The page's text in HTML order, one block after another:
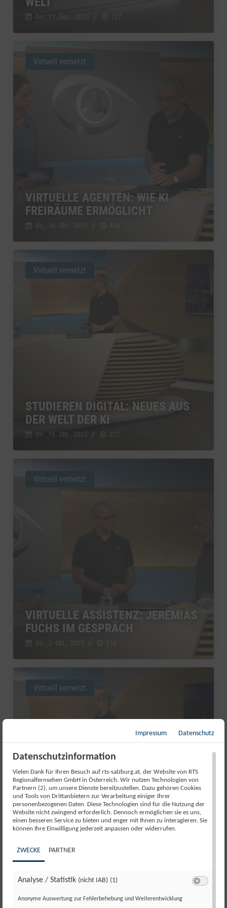
Do., 11. Dez.. 2025 127
VIRTUELLE AGENTEN: WIE KI
FREIRÄUME ERMÖGLICHT
Do., 16. Okt.. 2025
Virtuell vernetzt
STUDIEREN DIGITAL: NEUES AUS
DER WELT DER KI
Do., 16. Okt.. 2025 // 221
Virtuell vernetzt
VIRTUELLE ASSISTENZ: JEREMIAS
FUCHS IM GESPRÄCH
Do., 2. Okt.. 2025
Virtuell vernetzt
VON PINZGAU BIS ZUR UNO:
Do., 2. Okt.. 2025
Virtuell vernetzt
Impressum Datenschutz
Datenschutzinformation
Vielen Dank für Ihren Besuch auf rts-salzburg.at, der Website von RTS
Regionalfernsehen GmbH in Österreich. Wir nutzen Technologien von
Partnern (2), um unsere Dienste bereitzustellen. Dazu gehören Cookies
und Tools von Drittanbietern zur Verarbeitung einiger Ihrer
personenbezogenen Daten. Diese Technologien sind für die Nutzung der
Website nicht zwingend erforderlich. Dennoch ermöglichen sie es uns,
einen besseren Service zu bieten und enger mit Ihnen zu interagieren. Sie
können Ihre Einwilligung jederzeit anpassen oder widerrufen.
ZWECKE PARTNER
Analyse / Statistik (nicht IAB) (1)
Anonyme Auswertung zur Fehlerbehebung und Weiterentwicklung